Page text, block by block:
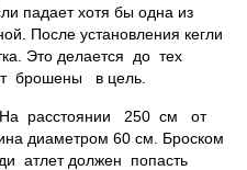
падает хотя бы одна из
После установления кегли
Это делается до тех
брошены в цель.
На расстоянии 250 см от
диаметром 60 см. Броском
атлет должен попасть